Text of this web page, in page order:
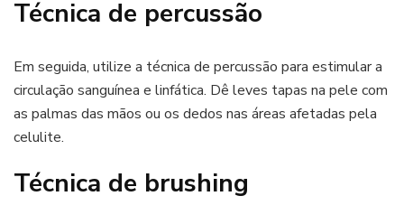
Técnica de percussão
Em seguida, utilize a técnica de percussão para estimular a
circulação sanguínea e linfática. Dê leves tapas na pele com
as palmas das mãos ou os dedos nas áreas afetadas pela
celulite.
Técnica de brushing